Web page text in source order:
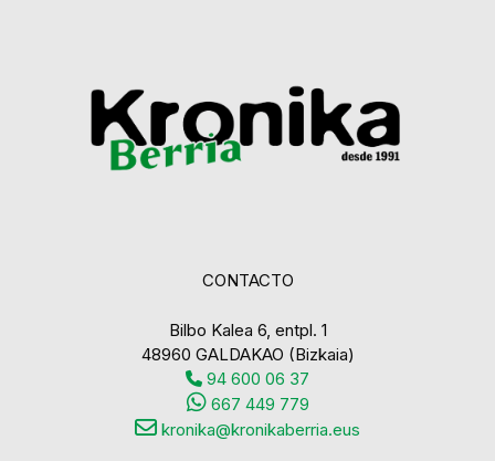
CONTACTO
Bilbo Kalea 6, entpl. 1
48960 GALDAKAO (Bizkaia)
94 600 06 37
667 449 779
kronika@kronikaberria.eus